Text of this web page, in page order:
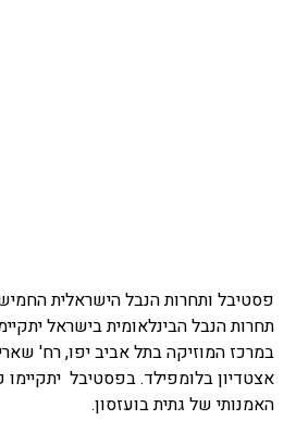
פסטיבל ותחרות הנבל הישראלית
אצטדיון בלומפילד. בפסטיבל יתקיימו
האמנותי של גתית בועזסון.